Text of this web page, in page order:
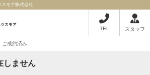
モア株式会社
TEL スタッフ
ご成約済み
しません